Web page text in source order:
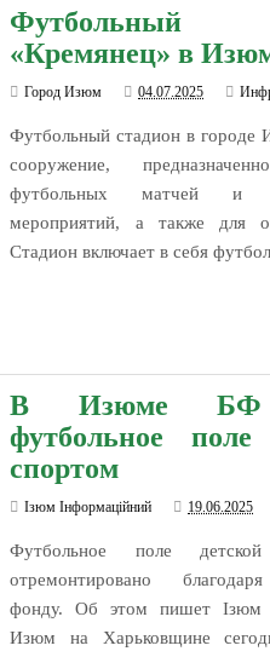
«Кремянец» в
Город Изюм 04.07.2025
Футбольный стадион в городе
сооружение,
футбольных матчей и
мероприятий, а также для
Стадион включает в себя
В Изюме БФ
футбольное
спортом
Ізюм Інформаційний 19.06.2025
Футбольное поле
отремонтировано
фонду. Об этом пишет Ізюм
Изюм на Харьковщине